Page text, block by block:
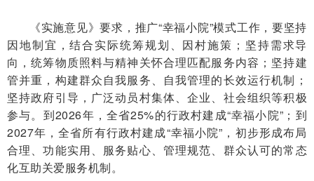
《实施意见》要求，推广“幸福小院”模式工作，要坚持
因地制宜，结合实际统筹规划、因村施策；坚持需求导
向，统筹物质照料与精神关怀合理匹配服务内容；坚持建
管并重，构建群众自我服务、自我管理的长效运行机制；
坚持政府引导，广泛动员村集体、企业、社会组织等积极
参与。到2026年，全省25%的行政村建成“幸福小院”；到
2027年，全省所有行政村建成“幸福小院”，初步形成布局
合理、功能实用、服务贴心、管理规范、群众认可的常态
化互助关爱服务机制。